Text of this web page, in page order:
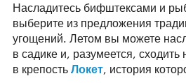
Насладитесь бифштексами и
выберите из предложения
угощений. Летом вы можете
в садике и, разумеется, сходить
в крепость Локет, история